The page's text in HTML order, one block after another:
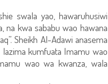
swala yao, hawaruhusiwi
na kwa sababu wao hawana
Sheikh Al-Adawi anasema
lazima kumfuata Imamu wao
wao wa kwanza, wala